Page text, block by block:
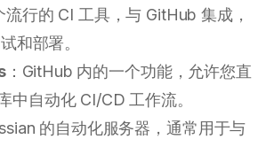
流行的 CI 工具，与 GitHub 集成，
和部署。
：GitHub 内的一个功能，允许您直
中自动化 CI/CD 工作流。
的自动化服务器，通常用于与